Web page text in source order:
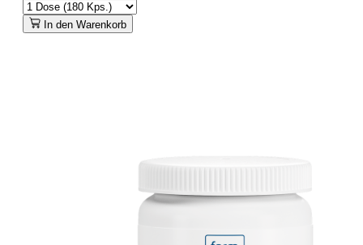
In den Warenkorb